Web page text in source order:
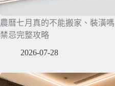
農曆七月真的不能搬家、裝潢
禁忌完整攻略
2026-07-28